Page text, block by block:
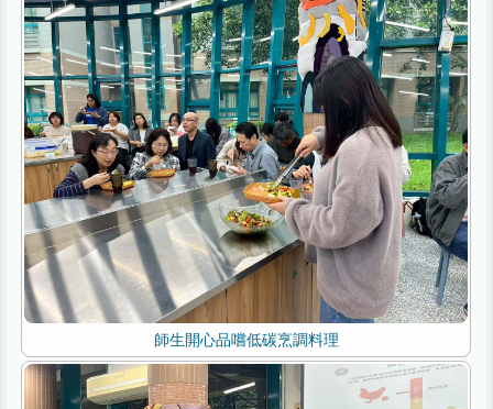
師生開心品嚐低碳烹調料理